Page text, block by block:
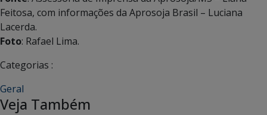
Feitosa, com informações da Aprosoja Brasil – Luciana
Lacerda.
Foto: Rafael Lima.
Categorias :
Geral
Veja Também